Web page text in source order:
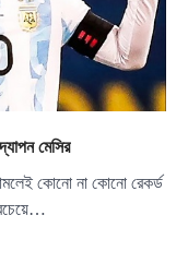
মেসির
কোনো না কোনো রেকর্ড